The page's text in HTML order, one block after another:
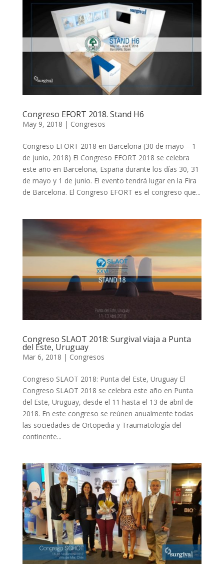
Congreso EFORT 2018. Stand H6
May 9, 2018 | Congresos
Congreso EFORT 2018 en Barcelona (30 de mayo – 1
de junio, 2018) El Congreso EFORT 2018 se celebra
este año en Barcelona, España durante los días 30, 31
de mayo y 1 de junio. El evento tendrá lugar en la Fira
de Barcelona. El Congreso EFORT es el congreso que...
Congreso SLAOT 2018: Surgival viaja a Punta
del Este, Uruguay
Mar 6, 2018 | Congresos
Congreso SLAOT 2018: Punta del Este, Uruguay El
Congreso SLAOT 2018 se celebra este año en Punta
del Este, Uruguay, desde el 11 hasta el 13 de abril de
2018. En este congreso se reúnen anualmente todas
las sociedades de Ortopedia y Traumatología del
continente...